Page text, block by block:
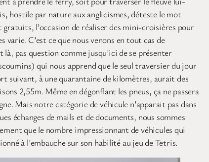
hostile par nature aux anglicismes, déteste le mot
l’occasion de réaliser des mini-croisières pour
C’est ce que nous venons en tout cas de
pas question comme jusqu’ici de se présenter
qui nous apprend que le seul traversier du jour
suivant, à une quarantaine de kilomètres, aurait des
2,55m. Même en dégonflant les pneus, ça ne passera
Mais notre catégorie de véhicule n’apparait pas dans
échanges de mails et de documents, nous sommes
que le nombre impressionnant de véhicules qui
à l’embauche sur son habilité au jeu de Tetris.